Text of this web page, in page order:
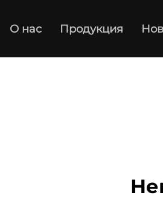
О нас Продукция